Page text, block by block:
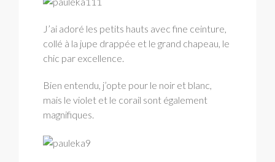
J’ai adoré les petits hauts avec fine ceinture,
collé à la jupe drappée et le grand chapeau, le
chic par excellence.
Bien entendu, j’opte pour le noir et blanc,
mais le violet et le corail sont également
magnifiques.